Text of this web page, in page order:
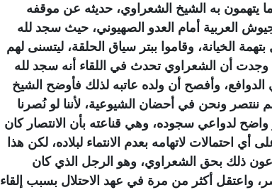
يتهمون به الشيخ الشعراوي، حديثه عن موقفه
1967 التي هزمت فيها الجيوش العربية أمام العدو الصهيوني، حيث سجد لله
الخيانة، وقاموا ببتر سياق الحلقة، ليتسنى لهم
أن الشعراوي تحدث في اللقاء أنه سجد لله
وأفصح أن ولده عاتبه لذلك فأوضح الشيخ
ننتصر ونحن في أحضان الشيوعية، لأننا لو نُصرنا
لدواعي سجوده، وهي قناعته بأن الانتصار كان
احتمالات لاتهامه بعدم الانتماء لبلاده، لكن هذا
ذلك بحق الشعراوي، وهو الرجل الذي كان
واعتقل أكثر من مرة في عهد الاحتلال بسبب إلقاء